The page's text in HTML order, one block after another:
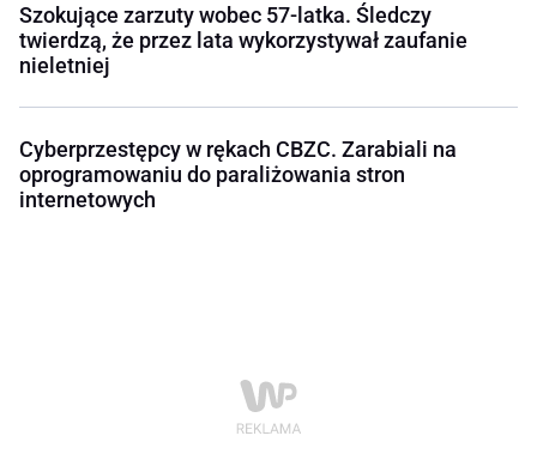
Szokujące zarzuty wobec 57-latka. Śledczy
twierdzą, że przez lata wykorzystywał zaufanie
nieletniej
Cyberprzestępcy w rękach CBZC. Zarabiali na
oprogramowaniu do paraliżowania stron
internetowych